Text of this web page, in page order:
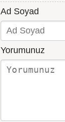
Ad Soyad
Yorumunuz